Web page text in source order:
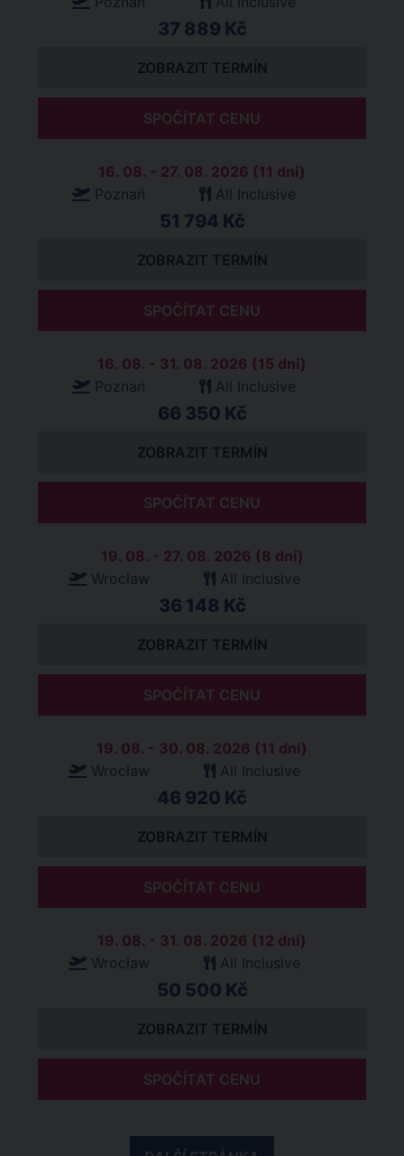
37 889 Kč
ZOBRAZIT TERMÍN
SPOČÍTAT CENU
16. 08. - 27. 08. 2026 (11 dní)
Poznań
All Inclusive
51 794 Kč
ZOBRAZIT TERMÍN
SPOČÍTAT CENU
16. 08. - 31. 08. 2026 (15 dní)
Poznań
All Inclusive
66 350 Kč
ZOBRAZIT TERMÍN
SPOČÍTAT CENU
19. 08. - 27. 08. 2026 (8 dní)
Wrocław
All Inclusive
36 148 Kč
ZOBRAZIT TERMÍN
SPOČÍTAT CENU
19. 08. - 30. 08. 2026 (11 dní)
Wrocław
All Inclusive
46 920 Kč
ZOBRAZIT TERMÍN
SPOČÍTAT CENU
19. 08. - 31. 08. 2026 (12 dní)
Wrocław
All Inclusive
50 500 Kč
ZOBRAZIT TERMÍN
SPOČÍTAT CENU